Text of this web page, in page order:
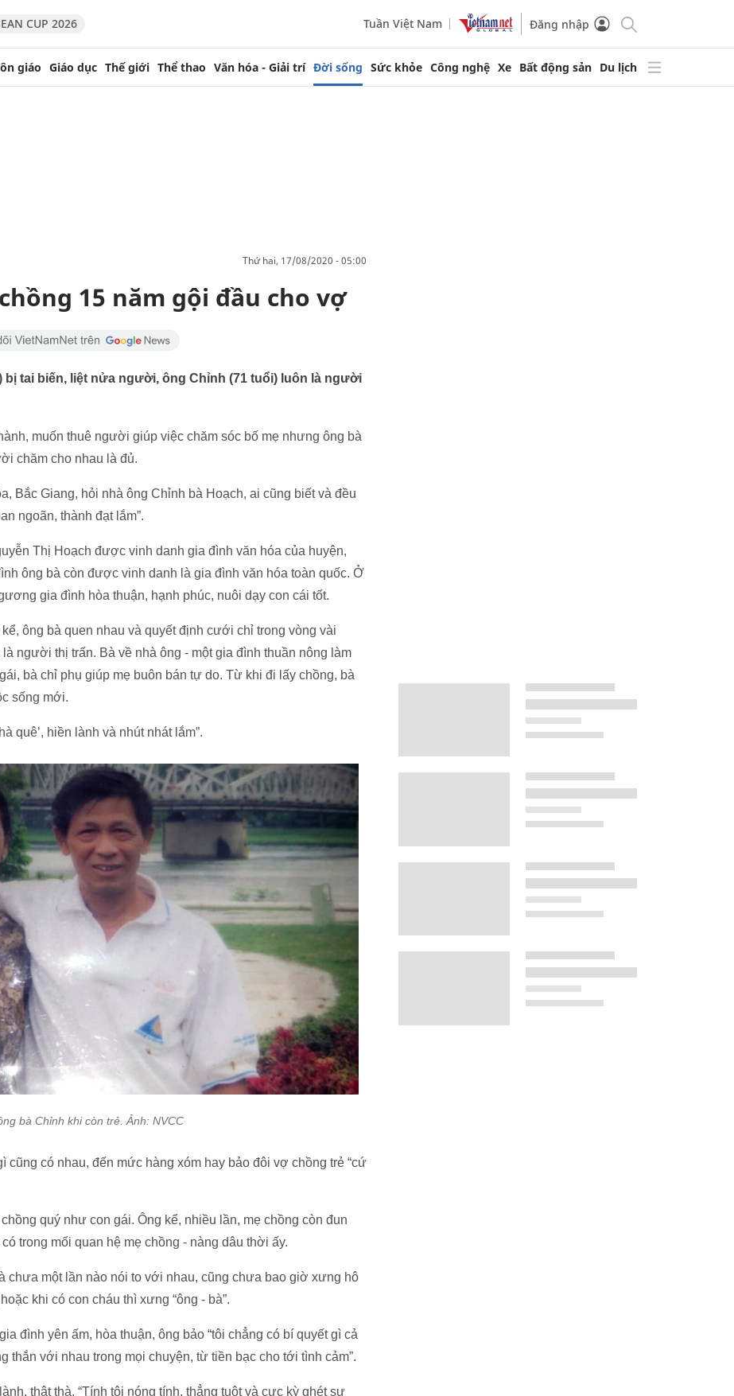
CUP 2026 Tuần Việt Nam Đăng nhập
giáo Giáo dục Thế giới Thể thao Văn hóa - Giải trí Đời sống Sức khỏe Công nghệ Xe Bất động sản Du lịch
thứ hai, 17/08/2020 - 05:00
15 năm gội đầu cho vợ
bị tai biến, liệt nửa người, ông Chỉnh (71 tuổi) luôn là người
muốn thuê người giúp việc chăm sóc bố mẹ nhưng ông bà
chăm cho nhau là đủ.
Bắc Giang, hỏi nhà ông Chỉnh bà Hoạch, ai cũng biết và đều
ngoãn, thành đạt lắm”.
Thị Hoạch được vinh danh gia đình văn hóa của huyện,
ông bà còn được vinh danh là gia đình văn hóa toàn quốc. Ở
gia đình hòa thuận, hạnh phúc, nuôi dạy con cái tốt.
ông bà quen nhau và quyết định cưới chỉ trong vòng vài
người thị trấn. Bà về nhà ông - một gia đình thuần nông làm
bà chỉ phụ giúp mẹ buôn bán tự do. Từ khi đi lấy chồng, bà
sống mới.
quê’, hiền lành và nhút nhát lắm”.
bà Chỉnh khi còn trẻ. Ảnh: NVCC
có nhau, đến mức hàng xóm hay bảo đôi vợ chồng trẻ “cứ
quý như con gái. Ông kể, nhiều lần, mẹ chồng còn đun
trong mối quan hệ mẹ chồng - nàng dâu thời ấy.
chưa một lần nào nói to với nhau, cũng chưa bao giờ xưng hô
khi có con cháu thì xưng “ông - bà”.
đình yên ấm, hòa thuận, ông bảo “tôi chẳng có bí quyết gì cả
thắn với nhau trong mọi chuyện, từ tiền bạc cho tới tình cảm”.
thật thà. “Tính tôi nóng tính, thẳng tuột và cực kỳ ghét sự